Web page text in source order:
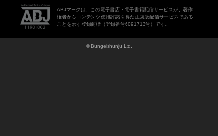
ABJマークは、この電子書店・電子書籍配信サービスが、著作
権者からコンテンツ使用許諾を得た正規版配信サービスである
ことを示す登録商標（登録番号6091713号）です。
© Bungeishunju Ltd.